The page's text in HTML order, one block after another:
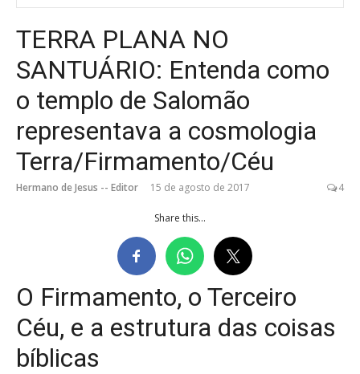
TERRA PLANA NO
SANTUÁRIO: Entenda como
o templo de Salomão
representava a cosmologia
Terra/Firmamento/Céu
Hermano de Jesus -- Editor 15 de agosto de 2017 4
Share this...
O Firmamento, o Terceiro
Céu, e a estrutura das coisas
bíblicas